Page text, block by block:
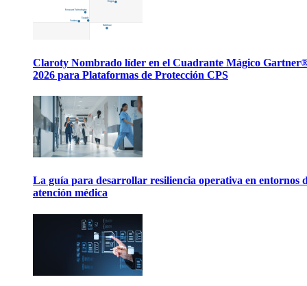
Claroty Nombrado líder en el Cuadrante Mágico
2026 para Plataformas de Protección CPS
La guía para desarrollar resiliencia operativa en entornos
atención médica